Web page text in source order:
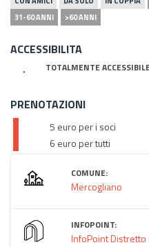
31-60 ANNI
>60 ANNI
ACCESSIBILITA
TOTALMENTE
PRENOTAZIONI
5 euro per i soci
6 euro per tutti
COMUNE:
Mercogliano
INFOPOINT:
InfoPoint Distretto